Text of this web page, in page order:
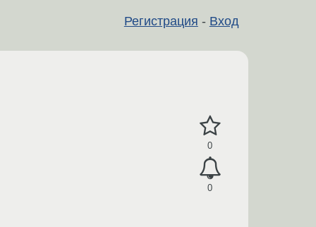
Регистрация - Вход
0
0